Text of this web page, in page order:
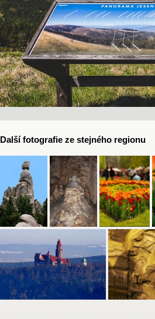
Další fotografie ze stejného regionu